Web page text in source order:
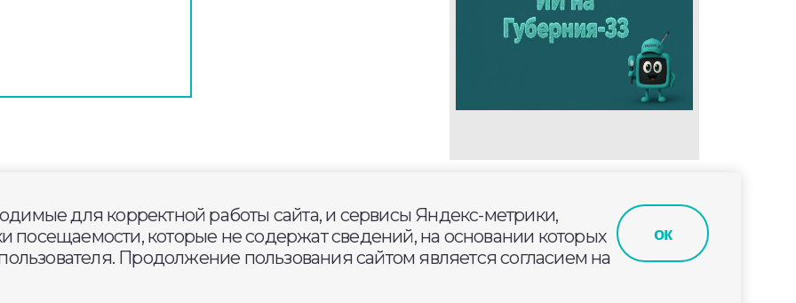
в Покрове
для корректной работы сайта, и сервисы Яндекс-метрики,
посещаемости, которые не содержат сведений, на основании которых
Продолжение пользования сайтом является согласием на
ок